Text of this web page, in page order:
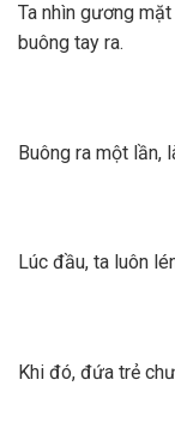
Ta nhìn gương
buông tay ra.
Buông ra một lần,
Lúc đầu, ta luôn
Khi đó, đứa trẻ